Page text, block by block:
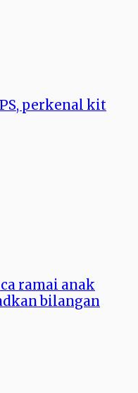
perkenal kit
ramai anak
bilangan